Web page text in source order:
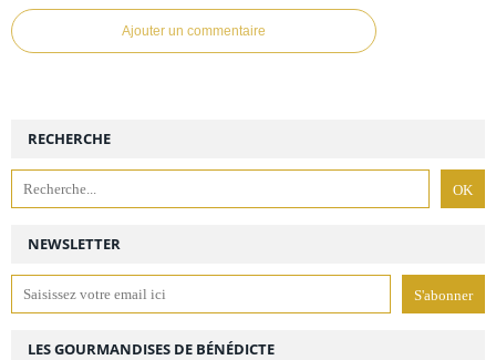
Ajouter un commentaire
NEWSLETTER
RECHERCHE
LES GOURMANDISES DE BÉNÉDICTE